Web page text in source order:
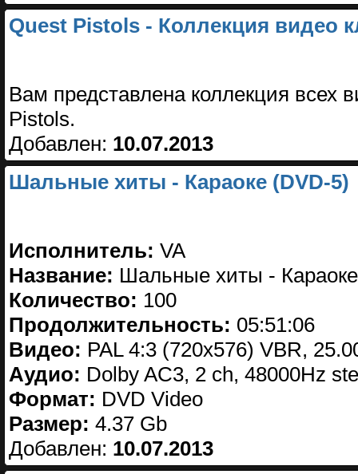
Quest Pistols - Коллекция видео
Вам представлена коллекция всех
Pistols.
Добавлен: 10.07.2013
Шальные хиты - Караоке (DVD-5)
Исполнитель: VA
Название: Шальные хиты - Караоке
Количество: 100
Продолжительность: 05:51:06
Видео: PAL 4:3 (720x576) VBR,
Аудио: Dolby AC3, 2 ch, 48000Hz
Формат: DVD Video
Размер: 4.37 Gb
Добавлен: 10.07.2013